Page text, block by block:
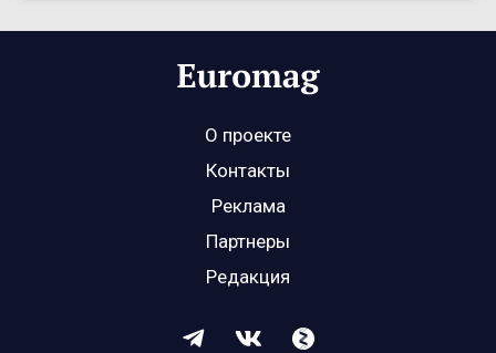
О проекте
Контакты
Реклама
Партнеры
Редакция